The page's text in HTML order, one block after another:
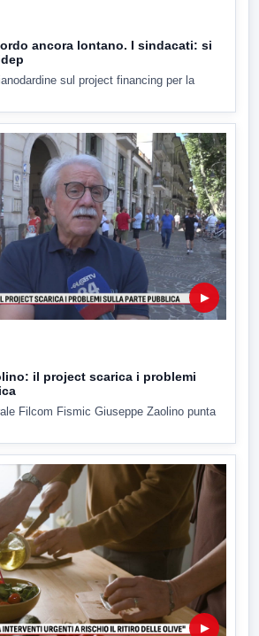
ancora lontano. I sindacati: si
sul project financing per la
▶
il project scarica i problemi
Filcom Fismic Giuseppe Zaolino punta
▶